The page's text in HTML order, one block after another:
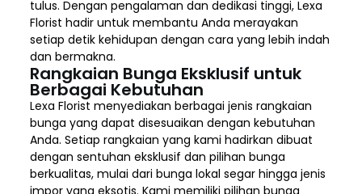
tulus. Dengan pengalaman dan dedikasi tinggi, Lexa
Florist hadir untuk membantu Anda merayakan
setiap detik kehidupan dengan cara yang lebih indah
dan bermakna.
Rangkaian Bunga Eksklusif untuk
Berbagai Kebutuhan
Lexa Florist menyediakan berbagai jenis rangkaian
bunga yang dapat disesuaikan dengan kebutuhan
Anda. Setiap rangkaian yang kami hadirkan dibuat
dengan sentuhan eksklusif dan pilihan bunga
berkualitas, mulai dari bunga lokal segar hingga jenis
impor yang eksotis. Kami memiliki pilihan bunga